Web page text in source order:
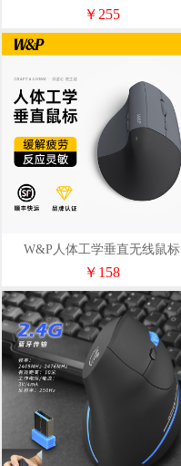
￥255
W&P人体工学垂直无线鼠标
PMWB04
￥158